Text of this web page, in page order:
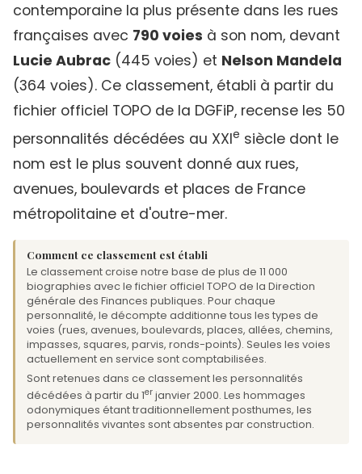
contemporaine la plus présente dans les rues
françaises avec 790 voies à son nom, devant
Lucie Aubrac (445 voies) et Nelson Mandela
(364 voies). Ce classement, établi à partir du
fichier officiel TOPO de la DGFiP, recense les 50
personnalités décédées au XXIe siècle dont le
nom est le plus souvent donné aux rues,
avenues, boulevards et places de France
métropolitaine et d'outre-mer.
Comment ce classement est établi
Le classement croise notre base de plus de 11 000
biographies avec le fichier officiel TOPO de la Direction
générale des Finances publiques. Pour chaque
personnalité, le décompte additionne tous les types de
voies (rues, avenues, boulevards, places, allées, chemins,
impasses, squares, parvis, ronds-points). Seules les voies
actuellement en service sont comptabilisées.
Sont retenues dans ce classement les personnalités
décédées à partir du 1erjanvier 2000. Les hommages
odonymiques étant traditionnellement posthumes, les
personnalités vivantes sont absentes par construction.